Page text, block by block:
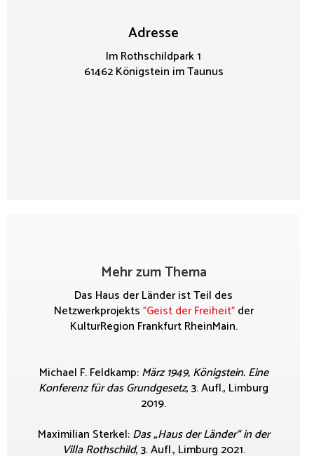
Adresse
Im Rothschildpark 1
61462 Königstein im Taunus
Mehr zum Thema
Das Haus der Länder ist Teil des
Netzwerkprojekts"Geist der Freiheit"der
KulturRegion Frankfurt RheinMain.
Michael F. Feldkamp:März 1949, Königstein. Eine
Konferenz für das Grundgesetz, 3. Aufl., Limburg
2019.
Maximilian Sterkel:Das „Haus der Länder“ in der
Villa Rothschild, 3. Aufl., Limburg 2021.